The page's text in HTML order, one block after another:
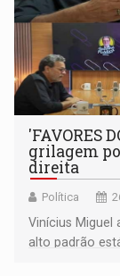
'FAVORES
grilagem
direita
Política
Vinícius Miguel
alto padrão